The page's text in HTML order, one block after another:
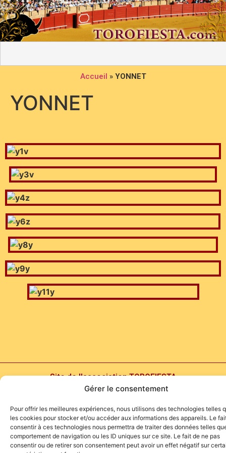
Gérer le consentement
Pour offrir les meilleures expériences, nous utilisons des technologies telles
les cookies pour stocker et/ou accéder aux informations des appareils. Le
consentir à ces technologies nous permettra de traiter des données telles
comportement de navigation ou les ID uniques sur ce site. Le fait de ne pas
consentir ou de retirer son consentement peut avoir un effet négatif sur
Accueil » YONNET
YONNET
Site de l'association TOROFIESTA